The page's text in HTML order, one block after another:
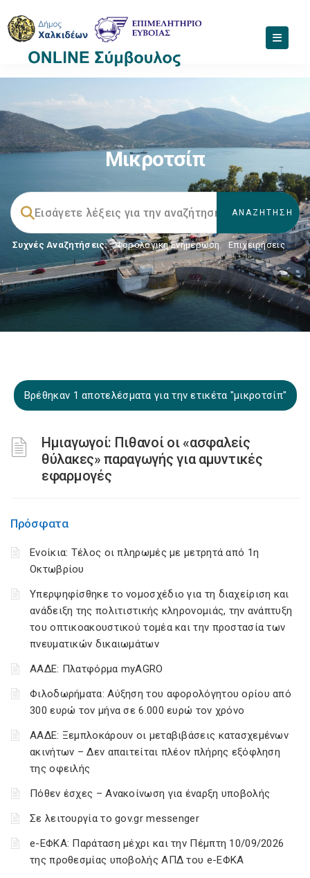
Μικροτσίπ
Συχνές Αναζητήσεις: Φορολογικη Ενημέρωση, Επιχειρήσεις
Βρέθηκαν 1 αποτελέσματα για την ετικέτα "μικροτσίπ"
Ημιαγωγοί: Πιθανοί οι «ασφαλείς
θύλακες» παραγωγής για αμυντικές
εφαρμογές
Πρόσφατα
Ενοίκια: Τέλος οι πληρωμές με μετρητά από 1η
Οκτωβρίου
Υπερψηφίσθηκε το νομοσχέδιο για τη διαχείριση και
ανάδειξη της πολιτιστικής κληρονομιάς, την ανάπτυξη
του οπτικοακουστικού τομέα και την προστασία των
πνευματικών δικαιωμάτων
ΑΑΔΕ: Πλατφόρμα myAGRO
Φιλοδωρήματα: Αύξηση του αφορολόγητου ορίου από
300 ευρώ τον μήνα σε 6.000 ευρώ τον χρόνο
ΑΑΔΕ: Ξεμπλοκάρουν οι μεταβιβάσεις κατασχεμένων
ακινήτων – Δεν απαιτείται πλέον πλήρης εξόφληση
της οφειλής
Πόθεν έσχες – Ανακοίνωση για έναρξη υποβολής
Σε λειτουργία το gov.gr messenger
e-ΕΦΚΑ: Παράταση μέχρι και την Πέμπτη 10/09/2026
της προθεσμίας υποβολής ΑΠΔ του e-ΕΦΚΑ